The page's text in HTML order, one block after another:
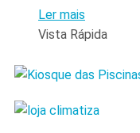
Ler mais
Vista Rápida